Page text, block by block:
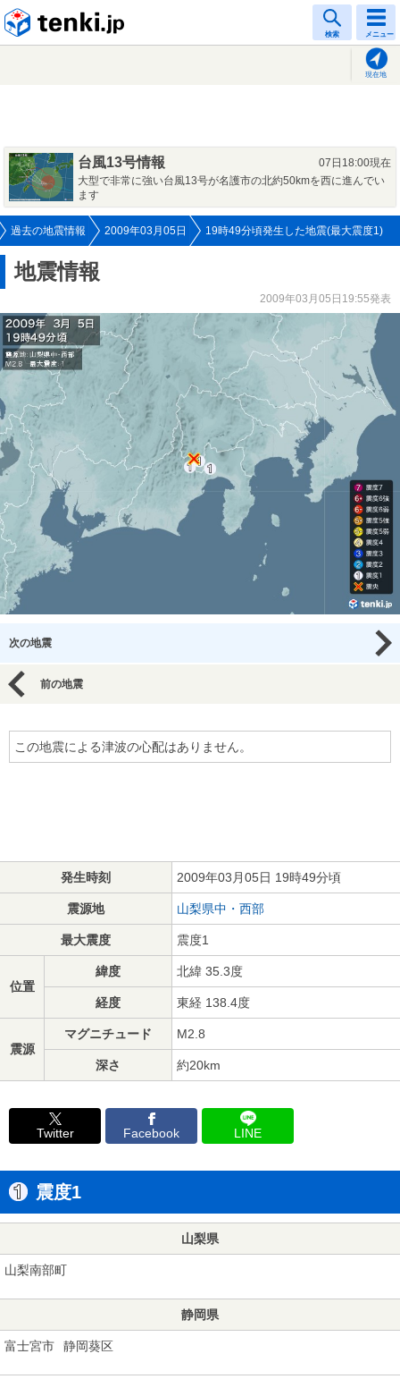
検索 メニュー
現在地
台風13号情報
07日18:00現在
大型で非常に強い台風13号が名護市の北約50kmを西に進んでい
ます
過去の地震情報 2009年03月05日 19時49分頃発生した地震(最大震度1)
地震情報
2009年03月05日19:55発表
次の地震
前の地震
この地震による津波の心配はありません。
発生時刻 2009年03月05日 19時49分頃
震源地 山梨県中・西部
最大震度 震度1
位置
緯度 北緯 35.3度
経度 東経 138.4度
震源
マグニチュード M2.8
深さ 約20km
Twitter Facebook LINE
震度1
山梨県
山梨南部町
静岡県
富士宮市 静岡葵区